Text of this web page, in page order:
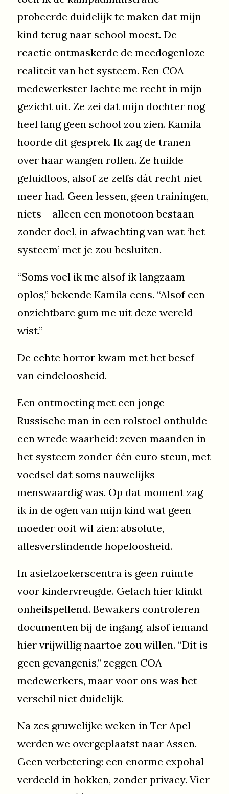
probeerde duidelijk te maken dat mijn
kind terug naar school moest. De
reactie ontmaskerde de meedogenloze
realiteit van het systeem. Een COA-
medewerkster lachte me recht in mijn
gezicht uit. Ze zei dat mijn dochter nog
heel lang geen school zou zien. Kamila
hoorde dit gesprek. Ik zag de tranen
over haar wangen rollen. Ze huilde
geluidloos, alsof ze zelfs dát recht niet
meer had. Geen lessen, geen trainingen,
niets – alleen een monotoon bestaan
zonder doel, in afwachting van wat ‘het
systeem’ met je zou besluiten.
“Soms voel ik me alsof ik langzaam
oplos,” bekende Kamila eens. “Alsof een
onzichtbare gum me uit deze wereld
wist.”
De echte horror kwam met het besef
van eindeloosheid.
Een ontmoeting met een jonge
Russische man in een rolstoel onthulde
een wrede waarheid: zeven maanden in
het systeem zonder één euro steun, met
voedsel dat soms nauwelijks
menswaardig was. Op dat moment zag
ik in de ogen van mijn kind wat geen
moeder ooit wil zien: absolute,
allesverslindende hopeloosheid.
In asielzoekerscentra is geen ruimte
voor kindervreugde. Gelach hier klinkt
onheilspellend. Bewakers controleren
documenten bij de ingang, alsof iemand
hier vrijwillig naartoe zou willen. “Dit is
geen gevangenis,” zeggen COA-
medewerkers, maar voor ons was het
verschil niet duidelijk.
Na zes gruwelijke weken in Ter Apel
werden we overgeplaatst naar Assen.
Geen verbetering: een enorme expohal
verdeeld in hokken, zonder privacy. Vier